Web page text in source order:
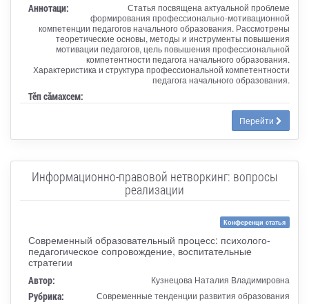
Аннотаци:
Статья посвящена актуальной проблеме
формирования профессионально-мотивационной
компетенции педагогов начального образования. Рассмотрены
теоретические основы, методы и инструменты повышения
мотивации педагогов, цель повышения профессиональной
компетентности педагога начального образования.
Характеристика и структура профессиональной компетентности
педагога начального образования.
Тӗп сӑмахсем:
Перейти
Информационно-правовой нетворкинг: вопросы
реализации
Конференци статья
Современный образовательный процесс: психолого-
педагогическое сопровождение, воспитательные
стратегии
Автор: Кузнецова Наталия Владимировна
Рубрика: Современные тенденции развития образования